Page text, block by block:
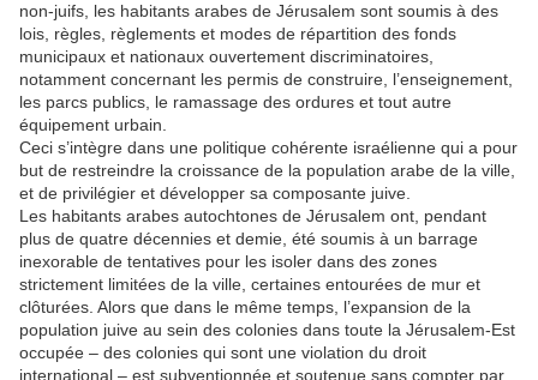
non-juifs, les habitants arabes de Jérusalem sont soumis à des
lois, règles, règlements et modes de répartition des fonds
municipaux et nationaux ouvertement discriminatoires,
notamment concernant les permis de construire, l’enseignement,
les parcs publics, le ramassage des ordures et tout autre
équipement urbain.
Ceci s’intègre dans une politique cohérente israélienne qui a pour
but de restreindre la croissance de la population arabe de la ville,
et de privilégier et développer sa composante juive.
Les habitants arabes autochtones de Jérusalem ont, pendant
plus de quatre décennies et demie, été soumis à un barrage
inexorable de tentatives pour les isoler dans des zones
strictement limitées de la ville, certaines entourées de mur et
clôturées. Alors que dans le même temps, l’expansion de la
population juive au sein des colonies dans toute la Jérusalem-Est
occupée – des colonies qui sont une violation du droit
international – est subventionnée et soutenue sans compter par